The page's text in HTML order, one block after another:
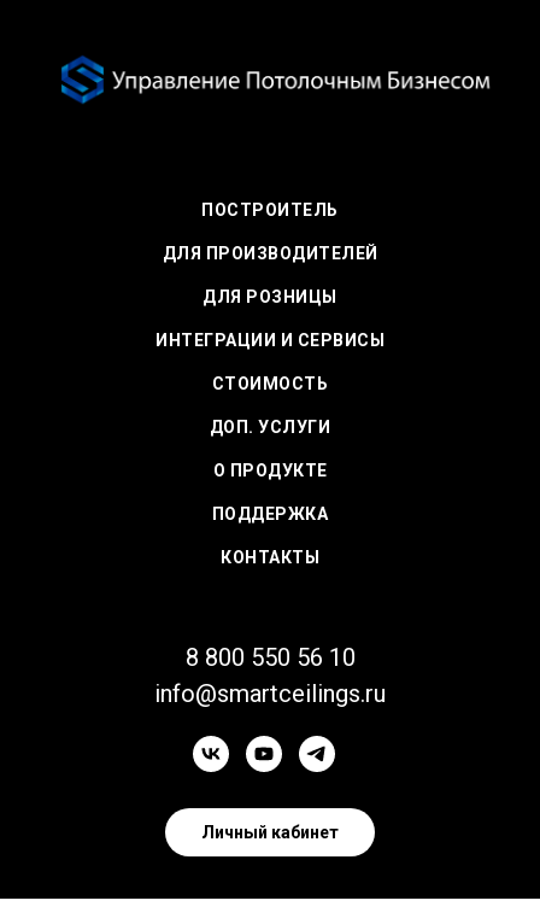
ПОСТРОИТЕЛЬ
ДЛЯ ПРОИЗВОДИТЕЛЕЙ
ДЛЯ РОЗНИЦЫ
ИНТЕГРАЦИИ И СЕРВИСЫ
СТОИМОСТЬ
ДОП. УСЛУГИ
О ПРОДУКТЕ
ПОДДЕРЖКА
КОНТАКТЫ
8 800 550 56 10
info@smartceilings.ru
Личный кабинет